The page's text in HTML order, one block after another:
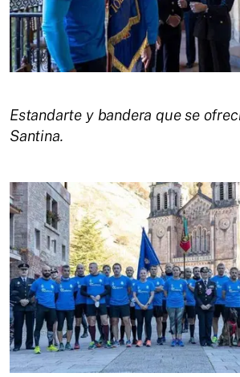
Estandarte y bandera que se
Santina.